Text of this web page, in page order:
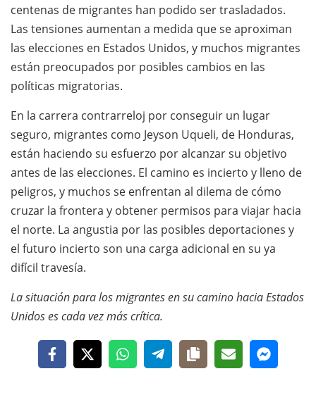
centenas de migrantes han podido ser trasladados.
Las tensiones aumentan a medida que se aproximan
las elecciones en Estados Unidos, y muchos migrantes
están preocupados por posibles cambios en las
políticas migratorias.
En la carrera contrarreloj por conseguir un lugar
seguro, migrantes como Jeyson Uqueli, de Honduras,
están haciendo su esfuerzo por alcanzar su objetivo
antes de las elecciones. El camino es incierto y lleno de
peligros, y muchos se enfrentan al dilema de cómo
cruzar la frontera y obtener permisos para viajar hacia
el norte. La angustia por las posibles deportaciones y
el futuro incierto son una carga adicional en su ya
difícil travesía.
La situación para los migrantes en su camino hacia Estados
Unidos es cada vez más crítica.